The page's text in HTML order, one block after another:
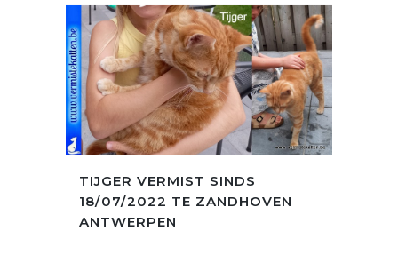
TIJGER VERMIST SINDS
18/07/2022 TE ZANDHOVEN
ANTWERPEN